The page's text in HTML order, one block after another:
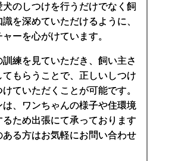
犬のしつけを行うだけでなく飼
を深めていただけるように、
ーを心がけています。
訓練を見ていただき、飼い主さ
てもらうことで、正しいしつけ
ていただくことが可能です。
は、ワンちゃんの様子や住環境
るため出張にて承っております
ある方はお気軽にお問い合わせ